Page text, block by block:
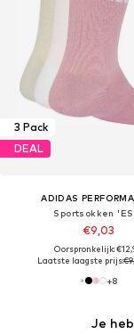
3 Pack
DEAL
ADIDAS
Sportsokken
€9,03
Oorspronkelijk:
Laatste laagste prijs:
+8
Je